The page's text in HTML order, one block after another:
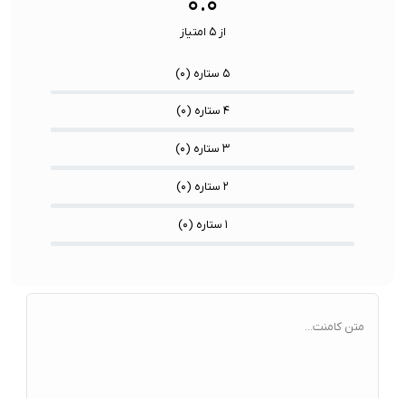
از ۵ امتیاز
۵ ستاره ( ۰)
۴ ستاره ( ۰)
۳ ستاره ( ۰)
۲ ستاره ( ۰)
۱ ستاره ( ۰)
متن کامنت...